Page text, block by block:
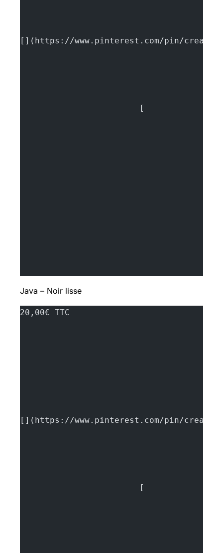
[](https://www.pinterest.com/pin/create/
			[
Java – Noir lisse
20,00€ TTC
[](https://www.pinterest.com/pin/create/
			[